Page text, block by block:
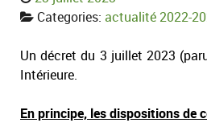
Categories: actualité 2022-
Un décret du 3 juillet 2023
Intérieure.
En principe, les dispositions de